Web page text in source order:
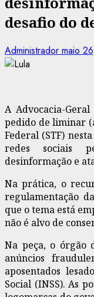
desafio do
Administrador maio
A Advocacia-
pedido de liminar
Federal (STF)
redes sociais
desinformação e
Na prática, o
regulamentação
que o tema está
não é alvo de
Na peça, o órgão
anúncios
aposentados
Social (INSS). As